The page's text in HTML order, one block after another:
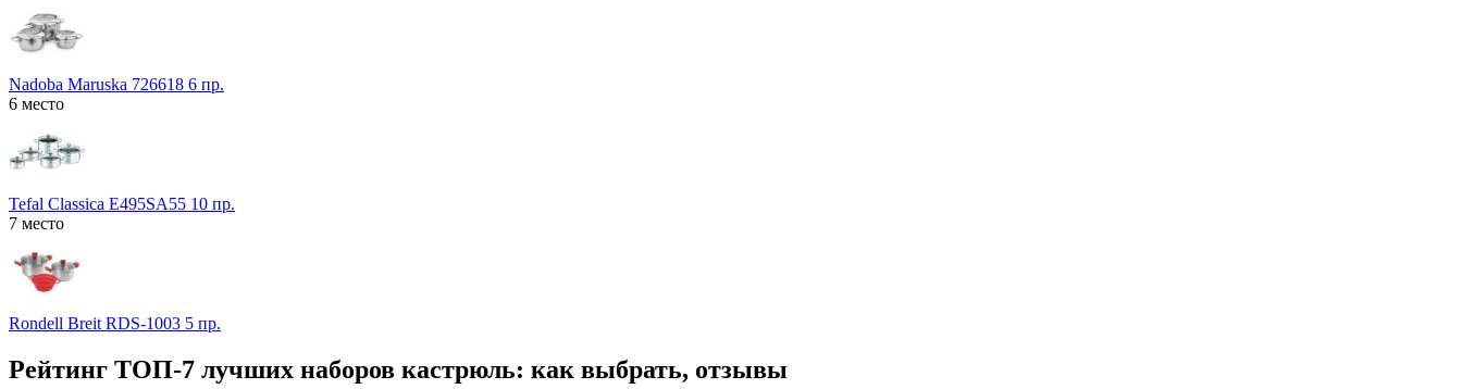
Nadoba Maruska 726618 6 пр.
6 место
Tefal Classica Е495SA55 10 пр.
7 место
Rondell Breit RDS-1003 5 пр.
Рейтинг ТОП-7 лучших наборов кастрюль: как выбрать, отзывы